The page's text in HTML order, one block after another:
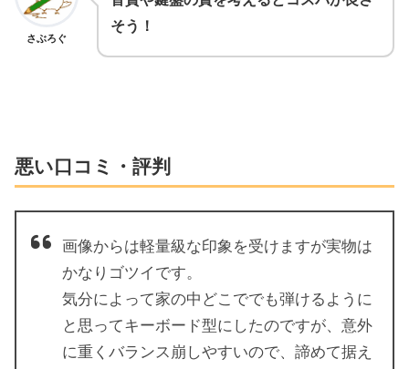
さぶろぐ
そう！
悪い口コミ・評判
画像からは軽量級な印象を受けますが実物は
かなりゴツイです。
気分によって家の中どこででも弾けるように
と思ってキーボード型にしたのですが、意外
に重くバランス崩しやすいので、諦めて据え